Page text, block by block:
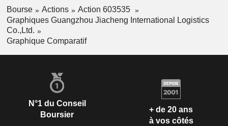
Bourse Actions
Action 603535
Graphiques Guangzhou Jiacheng International Logistics
Co.,Ltd.
Graphique Comparatif
N°1 du Conseil
Boursier
+ de 20 ans
à vos côtés